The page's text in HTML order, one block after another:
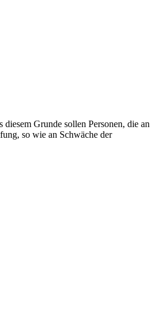
Grunde sollen Personen, die an
so wie an Schwäche der